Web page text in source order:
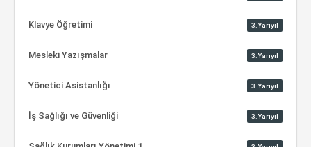
Klavye Öğretimi 3.Yarıyıl
Mesleki Yazışmalar 3.Yarıyıl
Yönetici Asistanlığı 3.Yarıyıl
İş Sağlığı ve Güvenliği 3.Yarıyıl